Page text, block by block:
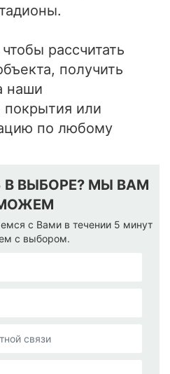
рассчитать
получить
наши
покрытия или
по любому
В ВЫБОРЕ? МЫ ВАМ
с Вами в течении 5 минут
с выбором.